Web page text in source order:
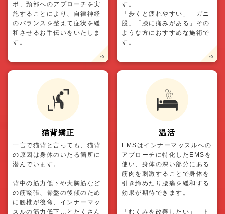
ボ、頸部へのアプローチを実
施することにより、自律神経
のバランスを整えて症状を緩
和させるお手伝いをいたしま
す。
す。
「歩くと疲れやすい」「ガニ
股」「膝に痛みがある」その
ような方におすすめな施術で
す。
猫背矯正
一言で猫背と言っても、猫背
の原因は身体のいたる箇所に
潜んでいます。
背中の筋力低下や大胸筋など
の筋緊張、骨盤の後傾のため
に腰椎が後弯、インナーマッ
スルの筋力低下…とたくさん
温活
EMSはインナーマッスルへの
アプローチに特化したEMSを
使い、身体の深い部分にある
筋肉を刺激することで身体を
引き締めたり腰痛を緩和する
効果が期待できます。
「むくみを改善したい」「ト